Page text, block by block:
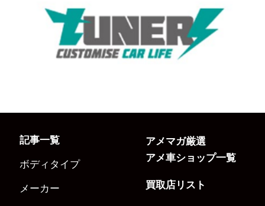
記事一覧
ボディタイプ
メーカー
アメマガ厳選
アメ車ショップ一覧
買取店リスト